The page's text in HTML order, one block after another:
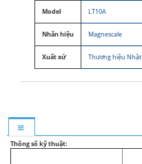
Model LT10A
Nhãn hiệu Magnescale
Xuất xứ Thương hiệu Nhật
Thông số kỹ thuật: